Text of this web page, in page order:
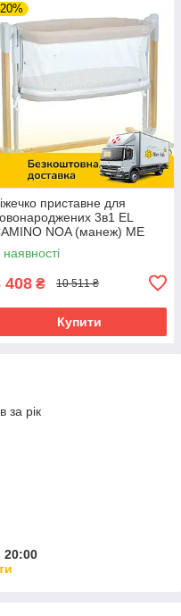
приставне для
3в1 EL
NOA (манеж) ME
W Beige Бежеве
наявності
408 ₴ 10 511 ₴
Купити
за рік
20:00